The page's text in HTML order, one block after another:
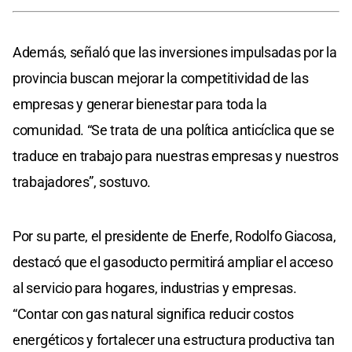
Además, señaló que las inversiones impulsadas por la
provincia buscan mejorar la competitividad de las
empresas y generar bienestar para toda la
comunidad. “Se trata de una política anticíclica que se
traduce en trabajo para nuestras empresas y nuestros
trabajadores”, sostuvo.
Por su parte, el presidente de Enerfe, Rodolfo Giacosa,
destacó que el gasoducto permitirá ampliar el acceso
al servicio para hogares, industrias y empresas.
“Contar con gas natural significa reducir costos
energéticos y fortalecer una estructura productiva tan